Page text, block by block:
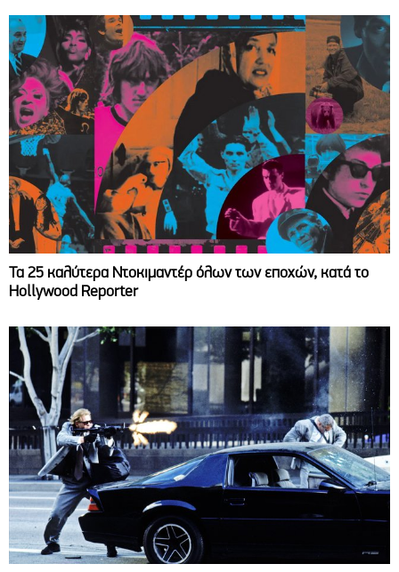
Τα 25 καλύτερα Ντοκιμαντέρ όλων των εποχών, κατά το
Hollywood Reporter